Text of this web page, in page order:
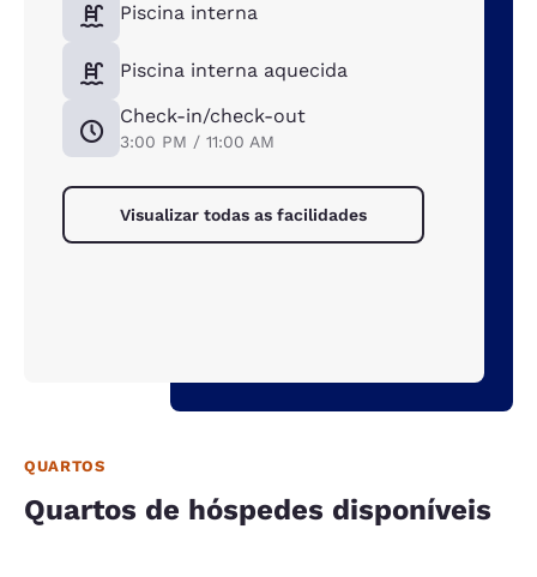
Piscina interna
Piscina interna aquecida
Check-in/check-out
3:00 PM / 11:00 AM
Visualizar todas as facilidades
QUARTOS
Quartos de hóspedes disponíveis